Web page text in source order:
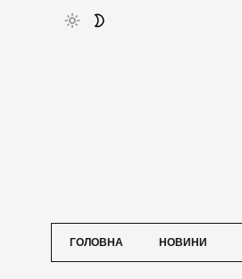
ГОЛОВНА НОВИНИ